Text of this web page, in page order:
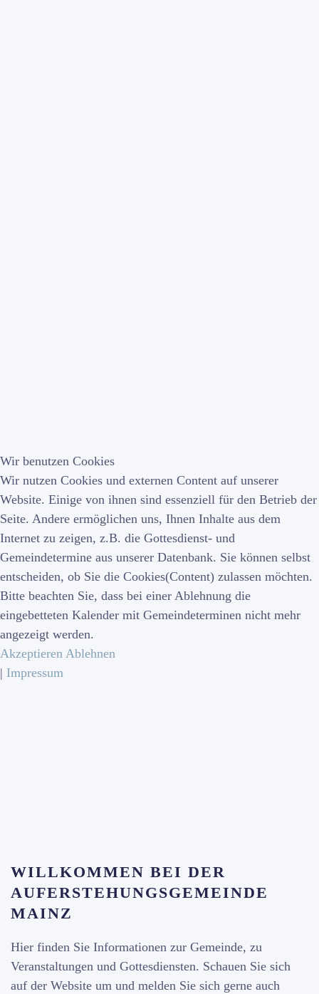
WILLKOMMEN BEI DER
AUFERSTEHUNGSGEMEINDE
MAINZ
Hier finden Sie Informationen zur Gemeinde, zu
Veranstaltungen und Gottesdiensten. Schauen Sie sich
auf der Website um und melden Sie sich gerne auch
Wir benutzen Cookies
Wir nutzen Cookies und externen Content auf unserer
Website. Einige von ihnen sind essenziell für den Betrieb der
Seite. Andere ermöglichen uns, Ihnen Inhalte aus dem
Internet zu zeigen, z.B. die Gottesdienst- und
Gemeindetermine aus unserer Datenbank. Sie können selbst
entscheiden, ob Sie die Cookies(Content) zulassen möchten.
Bitte beachten Sie, dass bei einer Ablehnung die
eingebetteten Kalender mit Gemeindeterminen nicht mehr
angezeigt werden.
Akzeptieren Ablehnen
| Impressum